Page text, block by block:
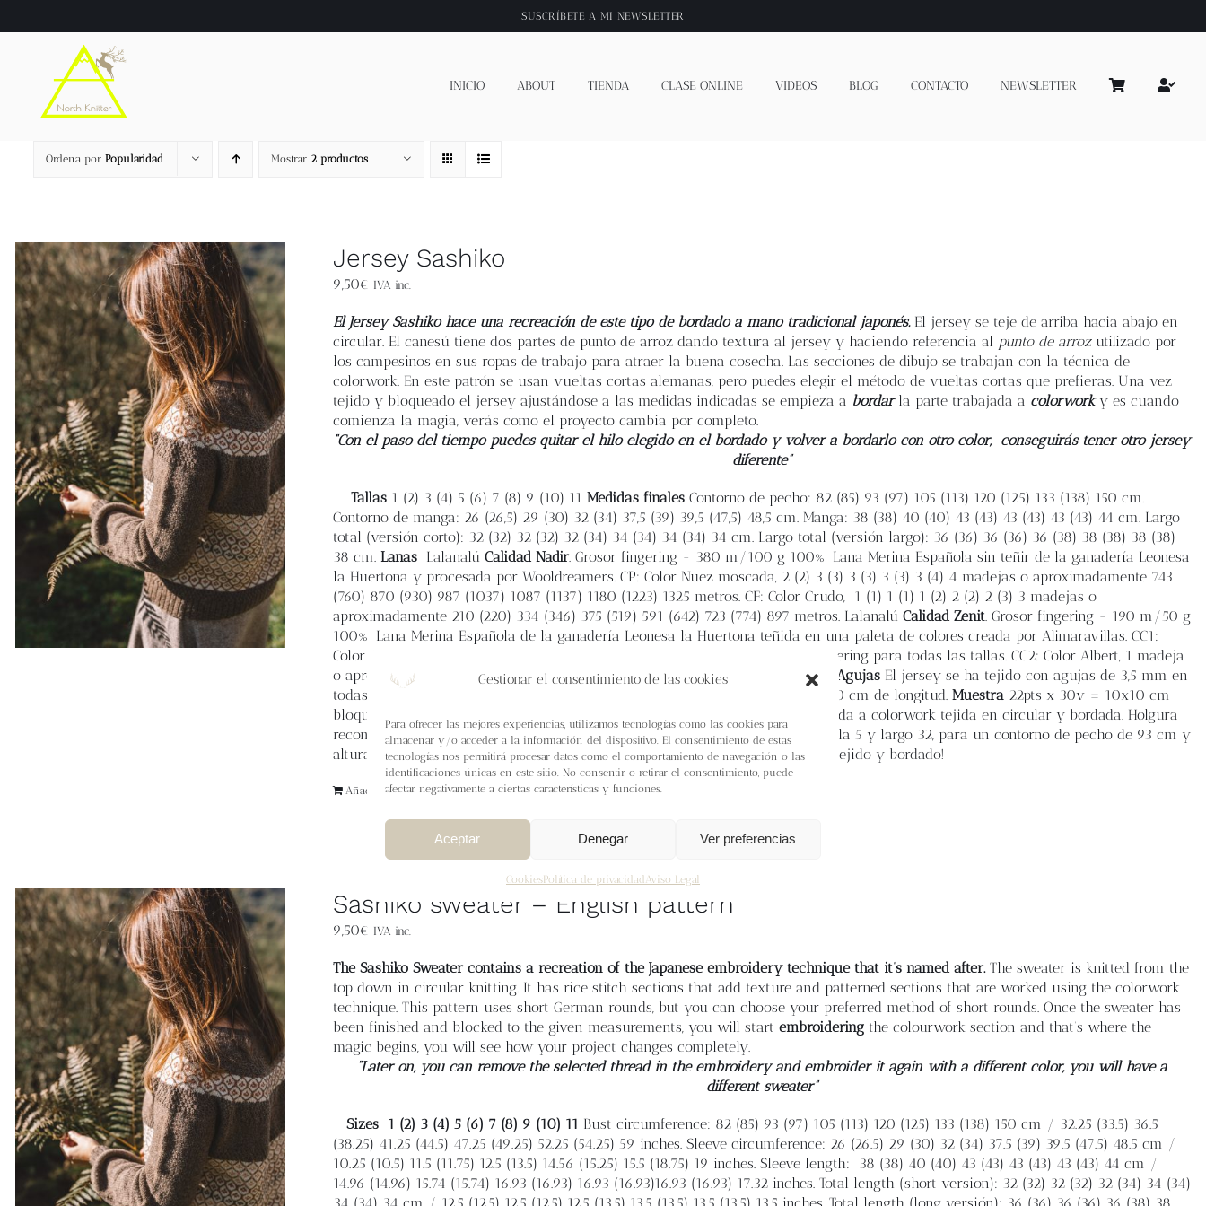
Gestionar el consentimiento de las cookies
Para ofrecer las mejores experiencias, utilizamos tecnologías como las cookies para
almacenar y/o acceder a la información del dispositivo. El consentimiento de estas
tecnologías nos permitirá procesar datos como el comportamiento de navegación o las
identificaciones únicas en este sitio. No consentir o retirar el consentimiento, puede
afectar negativamente a ciertas características y funciones.
Aceptar Denegar Ver preferencias
CookiesPolítica de privacidad Aviso Legal
al
SUSCRÍBETE A MI NEWSLETTER
INICIO ABOUT TIENDA CLASE ONLINE VIDEOS BLOG CONTACTO NEWSLETTER
Ordena por Popularidad Mostrar 2 productos
Jersey Sashiko
9,50€ IVA inc.
El Jersey Sashiko hace una recreación de este tipo de bordado a mano tradicional japonés.El jersey se teje de arriba hacia abajo en
circular. El canesú tiene dos partes de punto de arroz dando textura al jersey y haciendo referencia al punto de arrozutilizado por
los campesinos en sus ropas de trabajo para atraer la buena cosecha. Las secciones de dibujo se trabajan con la técnica de
colorwork. En este patrón se usan vueltas cortas alemanas, pero puedes elegir el método de vueltas cortas que prefieras. Una vez
tejido y bloqueado el jersey ajustándose a las medidas indicadas se empieza a bordarla parte trabajada a colorwork y es cuando
comienza la magia, verás como el proyecto cambia por completo.
“Con el paso del tiempo puedes quitar el hilo elegido en el bordado y volver a bordarlo con otro color, conseguirás tener otro jersey
diferente”
Tallas1 (2) 3 (4) 5 (6) 7 (8) 9 (10) 11 Medidas finalesContorno de pecho: 82 (85) 93 (97) 105 (113) 120 (125) 133 (138) 150 cm.
Contorno de manga: 26 (26,5) 29 (30) 32 (34) 37,5 (39) 39,5 (47,5) 48,5 cm. Manga: 38 (38) 40 (40) 43 (43) 43 (43) 43 (43) 44 cm. Largo
total (versión corto): 32 (32) 32 (32) 32 (34) 34 (34) 34 (34) 34 cm. Largo total (versión largo): 36 (36) 36 (36) 36 (38) 38 (38) 38 (38)
38 cm. Lanas Lalanalú Calidad Nadir. Grosor fingering - 380 m/100 g 100% Lana Merina Española sin teñir de la ganadería Leonesa
la Huertona y procesada por Wooldreamers. CP: Color Nuez moscada, 2 (2) 3 (3) 3 (3) 3 (3) 3 (4) 4 madejas o aproximadamente 743
(760) 870 (930) 987 (1037) 1087 (1137) 1180 (1223) 1325 metros. CF: Color Crudo, 1 (1) 1 (1) 1 (2) 2 (2) 2 (3) 3 madejas o
aproximadamente 210 (220) 334 (346) 375 (519) 591 (642) 723 (774) 897 metros. Lalanalú Calidad Zenit. Grosor fingering - 190 m/50 g
100% Lana Merina Española de la ganadería Leonesa la Huertona teñida en una paleta de colores creada por Alimaravillas. CC1:
Color Coni Darko, 1 madeja o aproximadamente 190 metros de lana grosor fingering para todas las tallas. CC2: Color Albert, 1 madeja
o aproximadamente 190 metros de lana grosor fingering para todas las tallas.
Agujas El jersey se ha tejido con agujas de 3,5 mm en
todas las secciones (elástico, tejido liso y colorwork), y cables de 80 cm y 100 cm de longitud. Muestra 22pts x 30v = 10x10 cm
bloqueada a punto jersey tejida en circular. 24pts x 30v = 10x10 cm bloqueada a colorwork tejida en circular y bordada. Holgura
recomendada 6 - 12 cm de holgura positiva. La muestra está tejida en la talla 5 y largo 32, para un contorno de pecho de 93 cm y
altura de 1,69 cm (12 cm de holgura positiva). Disfruta de este patrón. ¡Feliz tejido y bordado!
Añadir al carrito Detalles
Sashiko sweater – English pattern
9,50€ IVA inc.
The Sashiko Sweater contains a recreation of the Japanese embroidery technique that it’s named after.The sweater is knitted from the
top down in circular knitting. It has rice stitch sections that add texture and patterned sections that are worked using the colorwork
technique. This pattern uses short German rounds, but you can choose your preferred method of short rounds. Once the sweater has
been finished and blocked to the given measurements, you will start embroideringthe colourwork section and that’s where the
magic begins, you will see how your project changes completely.
“Later on, you can remove the selected thread in the embroidery and embroider it again with a different color, you will have a
different sweater”
Sizes 1 (2) 3 (4) 5 (6) 7 (8) 9 (10) 11 Bust circumference: 82 (85) 93 (97) 105 (113) 120 (125) 133 (138) 150 cm / 32.25 (33.5) 36.5
(38.25) 41.25 (44.5) 47.25 (49.25) 52.25 (54.25) 59 inches. Sleeve circumference: 26 (26.5) 29 (30) 32 (34) 37.5 (39) 39.5 (47.5) 48.5 cm /
10.25 (10.5) 11.5 (11.75) 12.5 (13.5) 14.56 (15.25) 15.5 (18.75) 19 inches. Sleeve length:
38 (38) 40 (40) 43 (43) 43 (43) 43 (43) 44 cm /
14.96 (14.96) 15.74 (15.74) 16.93 (16.93) 16.93 (16.93)16.93 (16.93) 17.32 inches. Total length (short version): 32 (32) 32 (32) 32 (34) 34 (34)